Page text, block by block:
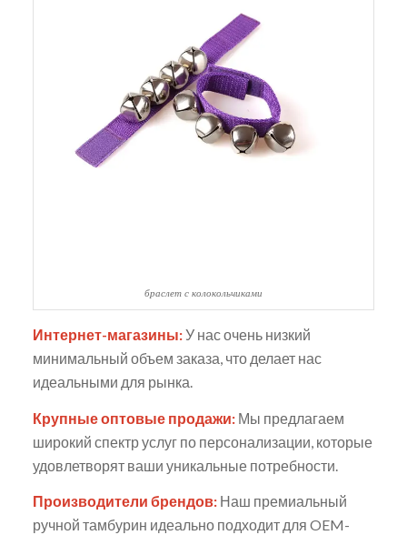
браслет с колокольчиками
Интернет-магазины:У нас очень низкий
минимальный объем заказа, что делает нас
идеальными для рынка.
Крупные оптовые продажи:Мы предлагаем
широкий спектр услуг по персонализации, которые
удовлетворят ваши уникальные потребности.
Производители брендов:Наш премиальный
ручной тамбурин идеально подходит для OEM-